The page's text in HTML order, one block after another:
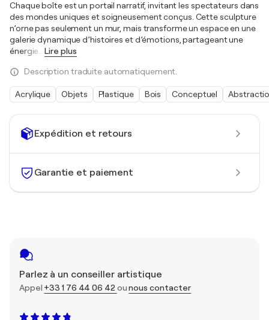
Expédition et retours
Garantie et paiement
Parlez à un conseiller artistique
Appel +33 1 76 44 06 42 ounous contacter
Chaque boîte est un portail narratif, invitant les spectateurs dans
des mondes uniques et soigneusement conçus. Cette sculpture
n’orne pas seulement un mur, mais transforme un espace en une
galerie dynamique d’histoires et d’émotions, partageant une
énergie
Lire plus
Description traduite automatiquement.
Acrylique Objets Plastique Bois Conceptuel